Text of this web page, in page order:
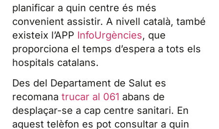
planificar a quin centre és més
convenient assistir. A nivell català, també
existeix l’APP InfoUrgències, que
proporciona el temps d’espera a tots els
hospitals catalans.
Des del Departament de Salut es
recomana trucar al 061 abans de
desplaçar-se a cap centre sanitari. En
aquest telèfon es pot consultar a quin